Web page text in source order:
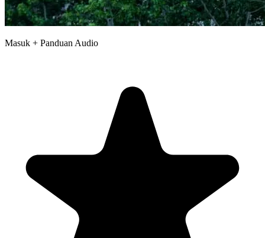
Masuk + Panduan Audio